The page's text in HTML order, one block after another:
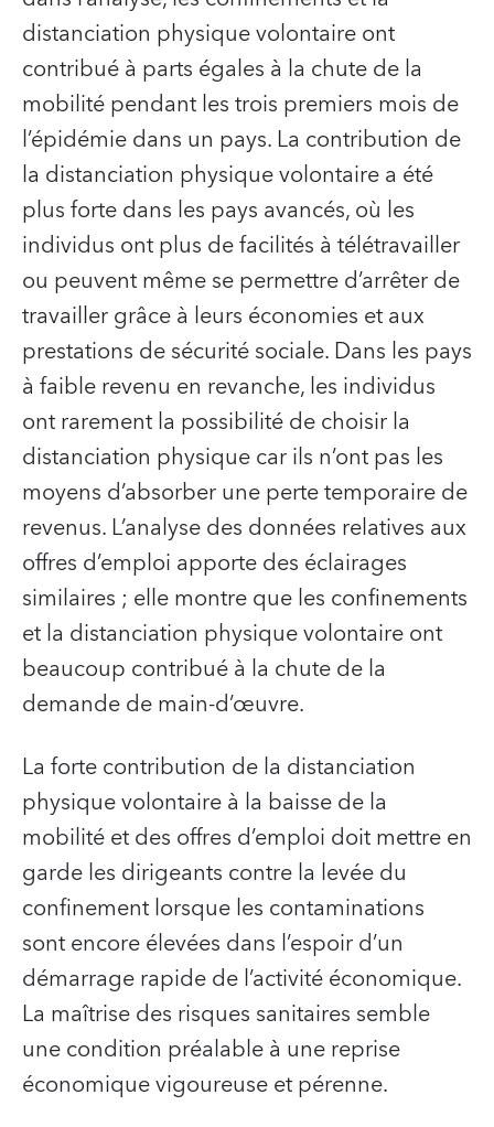
distanciation physique volontaire ont
contribué à parts égales à la chute de la
mobilité pendant les trois premiers mois de
l’épidémie dans un pays. La contribution de
la distanciation physique volontaire a été
plus forte dans les pays avancés, où les
individus ont plus de facilités à télétravailler
ou peuvent même se permettre d’arrêter de
travailler grâce à leurs économies et aux
prestations de sécurité sociale. Dans les pays
à faible revenu en revanche, les individus
ont rarement la possibilité de choisir la
distanciation physique car ils n’ont pas les
moyens d’absorber une perte temporaire de
revenus. L’analyse des données relatives aux
offres d’emploi apporte des éclairages
similaires ; elle montre que les confinements
et la distanciation physique volontaire ont
beaucoup contribué à la chute de la
demande de main-d’œuvre.
La forte contribution de la distanciation
physique volontaire à la baisse de la
mobilité et des offres d’emploi doit mettre en
garde les dirigeants contre la levée du
confinement lorsque les contaminations
sont encore élevées dans l’espoir d’un
démarrage rapide de l’activité économique.
La maîtrise des risques sanitaires semble
une condition préalable à une reprise
économique vigoureuse et pérenne.